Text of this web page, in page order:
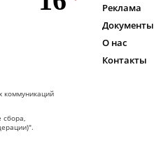
коммуникаций
сбора,
Реклама
Документы
О нас
Контакты